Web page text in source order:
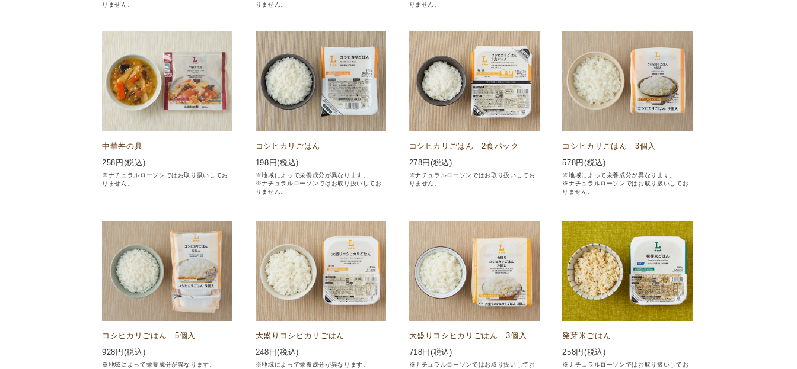
りません。
りません。
りません。
中華丼の具
258 円(税込)
※ナチュラルローソンではお取り扱いしてお
りません。
コシヒカリごはん
198 円(税込)
※地域によって栄養成分が異なります。
※ナチュラルローソンではお取り扱いしてお
りません。
コシヒカリごはん 2食パック
278円(税込)
※ナチュラルローソンではお取り扱いしてお
りません。
コシヒカリごはん 3個入
578円(税込)
※地域によって栄養成分が異なります。
※ナチュラルローソンではお取り扱いしてお
りません。
コシヒカリごはん 5個入
928 円(税込)
※地域によって栄養成分が異なります。
大盛りコシヒカリごはん
248 円(税込)
※地域によって栄養成分が異なります。
大盛りコシヒカリごはん 3個入
718円(税込)
※ナチュラルローソンではお取り扱いしてお
発芽米ごはん
258円(税込)
※ナチュラルローソンではお取り扱いしてお